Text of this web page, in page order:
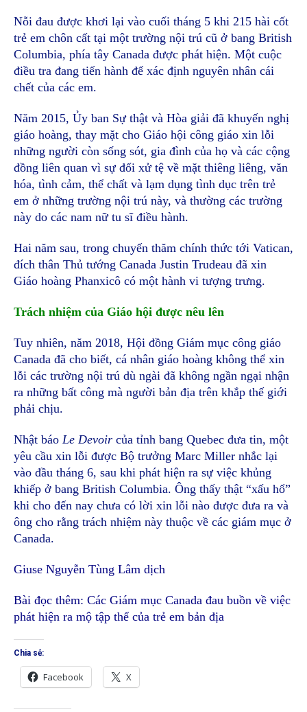
Nỗi đau được khơi lại vào cuối tháng 5 khi 215 hài cốt
trẻ em chôn cất tại một trường nội trú cũ ở bang British
Columbia, phía tây Canada được phát hiện. Một cuộc
điều tra đang tiến hành để xác định nguyên nhân cái
chết của các em.
Năm 2015, Ủy ban Sự thật và Hòa giải đã khuyến nghị
giáo hoàng, thay mặt cho Giáo hội công giáo xin lỗi
những người còn sống sót, gia đình của họ và các cộng
đồng liên quan vì sự đối xử tệ về mặt thiêng liêng, văn
hóa, tình cảm, thể chất và lạm dụng tình dục trên trẻ
em ở những trường nội trú này, và thường các trường
này do các nam nữ tu sĩ điều hành.
Hai năm sau, trong chuyến thăm chính thức tới Vatican,
đích thân Thủ tướng Canada Justin Trudeau đã xin
Giáo hoàng Phanxicô có một hành vi tượng trưng.
Trách nhiệm của Giáo hội được nêu lên
Tuy nhiên, năm 2018, Hội đồng Giám mục công giáo
Canada đã cho biết, cá nhân giáo hoàng không thể xin
lỗi các trường nội trú dù ngài đã không ngần ngại nhận
ra những bất công mà người bản địa trên khắp thế giới
phải chịu.
Nhật báo Le Devoir của tỉnh bang Quebec đưa tin, một
yêu cầu xin lỗi được Bộ trưởng Marc Miller nhắc lại
vào đầu tháng 6, sau khi phát hiện ra sự việc khủng
khiếp ở bang British Columbia. Ông thấy thật “xấu hổ”
khi cho đến nay chưa có lời xin lỗi nào được đưa ra và
ông cho rằng trách nhiệm này thuộc về các giám mục ở
Canada.
Giuse Nguyễn Tùng Lâm dịch
Bài đọc thêm: Các Giám mục Canada đau buồn về việc
phát hiện ra mộ tập thể của trẻ em bản địa
Chia sẻ:
Facebook X